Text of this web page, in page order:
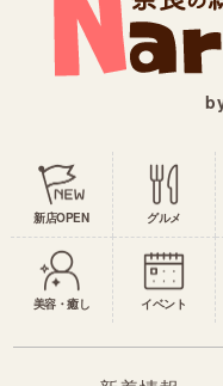
新店OPEN グルメ
美容・癒し イベント